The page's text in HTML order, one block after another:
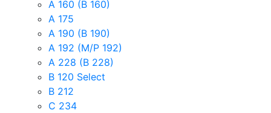
A 160 (B 160)
A 175
A 190 (B 190)
A 192 (M/P 192)
A 228 (B 228)
B 120 Select
B 212
C 234